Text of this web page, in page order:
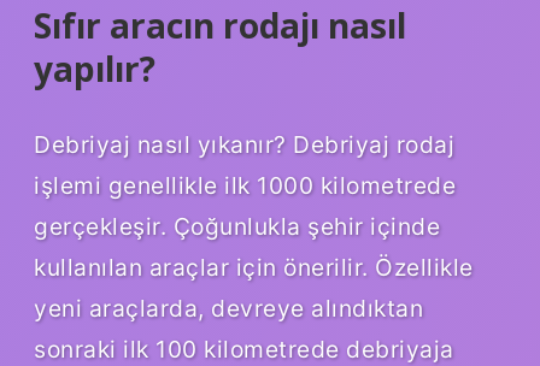
Sıfır aracın rodajı nasıl
yapılır?
Debriyaj nasıl yıkanır? Debriyaj rodaj
işlemi genellikle ilk 1000 kilometrede
gerçekleşir. Çoğunlukla şehir içinde
kullanılan araçlar için önerilir. Özellikle
yeni araçlarda, devreye alındıktan
sonraki ilk 100 kilometrede debriyaja